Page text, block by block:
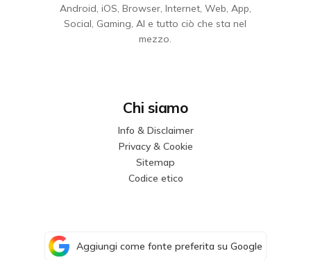
Android, iOS, Browser, Internet, Web, App,
Social, Gaming, AI e tutto ciò che sta nel
mezzo.
Chi siamo
Info & Disclaimer
Privacy & Cookie
Sitemap
Codice etico
Aggiungi come fonte preferita su Google